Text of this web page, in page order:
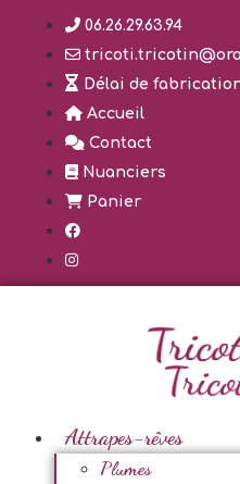
contenu
06.26.29.63.94
Délai de fabrication
Accueil
Contact
Nuanciers
Panier
Attrapes-rêves
Plumes